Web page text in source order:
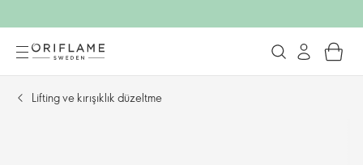
Lifting ve kırışıklık düzeltme